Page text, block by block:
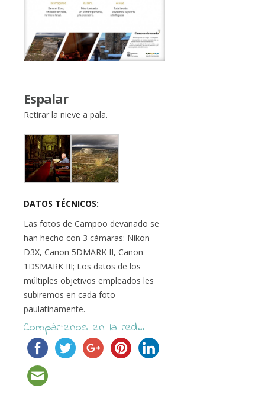
Espalar
Retirar la nieve a pala.
DATOS TÉCNICOS:
Las fotos de Campoo devanado se
han hecho con 3 cámaras: Nikon
D3X, Canon 5DMARK II, Canon
1DSMARK III; Los datos de los
múltiples objetivos empleados les
subiremos en cada foto
paulatinamente.
Compártenos en la red...